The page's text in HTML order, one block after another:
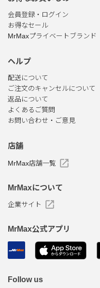
会員登録・ログイン
お得なセール
MrMaxプライベートブランド
ヘルプ
配送について
ご注文のキャンセルについて
返品について
よくあるご質問
お問い合わせ・ご意見
店舗
MrMax店舗一覧
MrMaxについて
企業サイト
MrMax公式アプリ
Follow us